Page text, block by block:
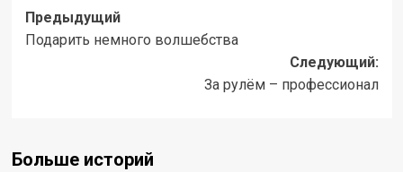
Навигация
записи
Предыдущий
Подарить немного волшебства
Следующий:
За рулём – профессионал
Больше историй